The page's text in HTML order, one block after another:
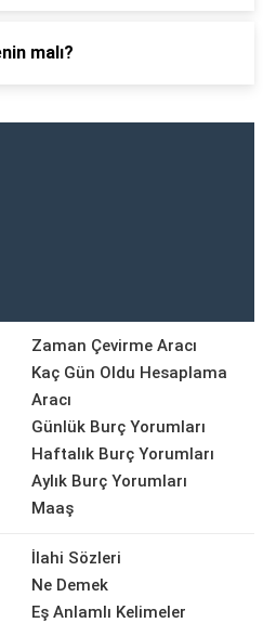
malı?
Zaman Çevirme Aracı
Kaç Gün Oldu Hesaplama
Aracı
Günlük Burç Yorumları
Haftalık Burç Yorumları
Aylık Burç Yorumları
Maaş
İlahi Sözleri
Ne Demek
Eş Anlamlı Kelimeler